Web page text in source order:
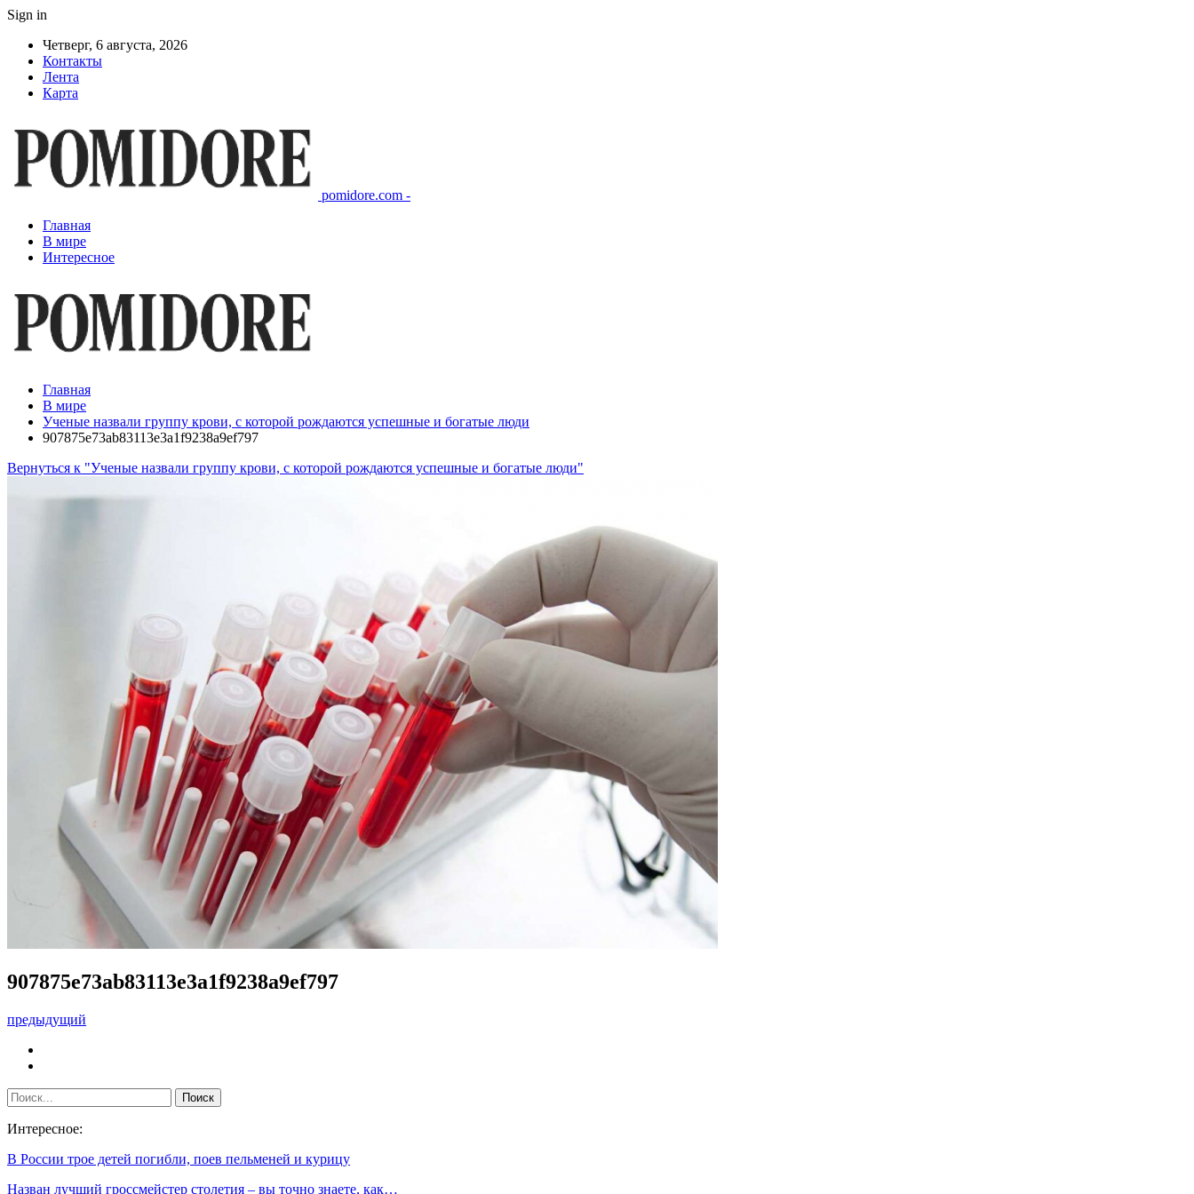
Sign in
Четверг, 6 августа, 2026
Контакты
Лента
Карта
pomidore.com -
Главная
В мире
Интересное
Главная
В мире
Ученые назвали группу крови, с которой рождаются успешные и богатые люди
907875e73ab83113e3a1f9238a9ef797
Вернуться к "Ученые назвали группу крови, с которой рождаются успешные и богатые люди"
907875e73ab83113e3a1f9238a9ef797
предыдущий
Интересное:
В России трое детей погибли, поев пельменей и курицу
Назван лучший гроссмейстер столетия – вы точно знаете, как…